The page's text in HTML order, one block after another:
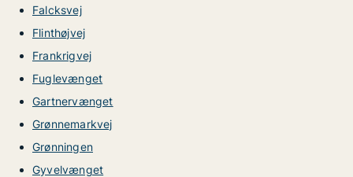
Falcksvej
Flinthøjvej
Frankrigvej
Fuglevænget
Gartnervænget
Grønnemarkvej
Grønningen
Gyvelvænget